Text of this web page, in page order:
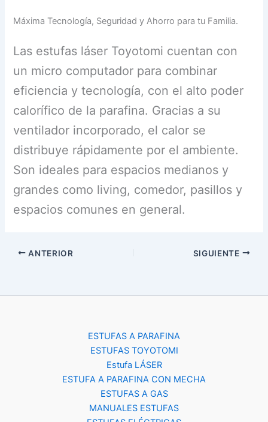
Máxima Tecnología, Seguridad y Ahorro para tu Familia.
Las estufas láser Toyotomi cuentan con
un micro computador para combinar
eficiencia y tecnología, con el alto poder
calorífico de la parafina. Gracias a su
ventilador incorporado, el calor se
distribuye rápidamente por el ambiente.
Son ideales para espacios medianos y
grandes como living, comedor, pasillos y
espacios comunes en general.
ANTERIOR SIGUIENTE
ESTUFAS A PARAFINA
ESTUFAS TOYOTOMI
Estufa LÁSER
ESTUFA A PARAFINA CON MECHA
ESTUFAS A GAS
MANUALES ESTUFAS